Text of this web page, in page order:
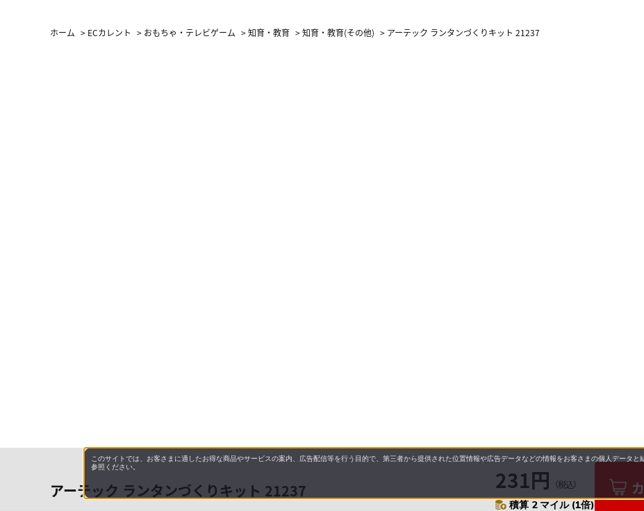
アーテック ランタンづくりキット 21237 231円 （税込）
積算 2 マイル (1倍)
ホーム > ECカレント > おもちゃ・テレビゲーム >知育・教育 >知育・教育(その他) > アーテック ランタンづくりキット 21237
このサイトでは、お客さまに適したお得な商品やサービスの案内、広告配信等を行う目的で、第三者から提供された位置情報や広告データなどの情報をお客さまの個人データと
参照ください。